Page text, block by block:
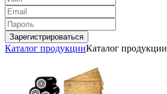
Зарегистрироваться
Каталог продукцииКаталог продукции